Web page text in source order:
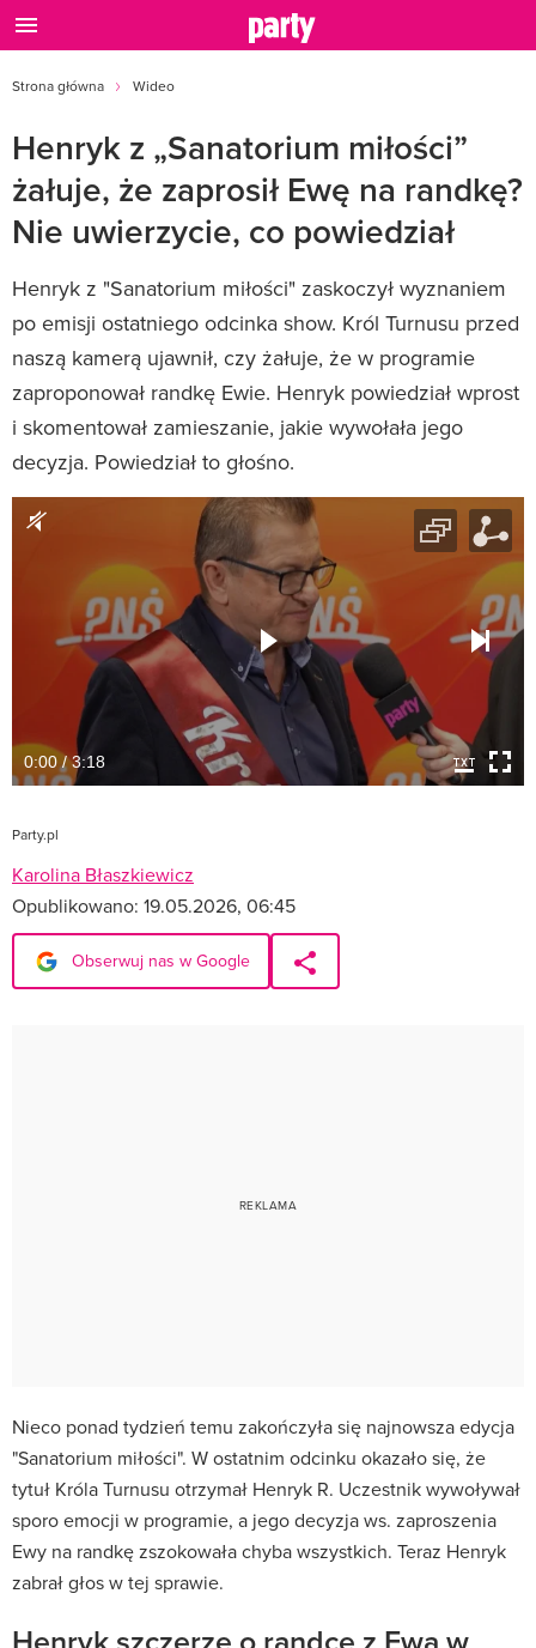
Strona główna Wideo
Henryk z „Sanatorium miłości”
żałuje, że zaprosił Ewę na randkę?
Nie uwierzycie, co powiedział
Henryk z "Sanatorium miłości" zaskoczył wyznaniem
po emisji ostatniego odcinka show. Król Turnusu przed
naszą kamerą ujawnił, czy żałuje, że w programie
zaproponował randkę Ewie. Henryk powiedział wprost
i skomentował zamieszanie, jakie wywołała jego
decyzja. Powiedział to głośno.
0:00 / 3:18
Party.pl
Karolina Błaszkiewicz
Opublikowano: 19.05.2026, 06:45
Obserwuj nas w Google
Nieco ponad tydzień temu zakończyła się najnowsza edycja
"Sanatorium miłości". W ostatnim odcinku okazało się, że
tytuł Króla Turnusu otrzymał Henryk R. Uczestnik wywoływał
sporo emocji w programie, a jego decyzja ws. zaproszenia
Ewy na randkę zszokowała chyba wszystkich. Teraz Henryk
zabrał głos w tej sprawie.